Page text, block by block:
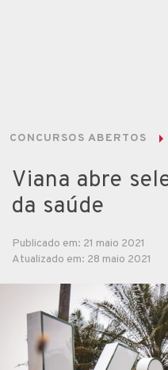
CONCURSOS ABERTOS
Viana abre
da saúde
Publicado em: 21 maio 2021
Atualizado em: 28 maio 2021